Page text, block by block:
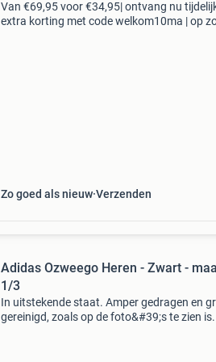
Van €69,95 voor €34,95| ontvang nu
extra korting met code welkom10ma | op
Zo goed als nieuw Verzenden
Adidas Ozweego Heren - Zwart -
1/3
In uitstekende staat. Amper gedragen en
gereinigd, zoals op de foto&#39;s te zien